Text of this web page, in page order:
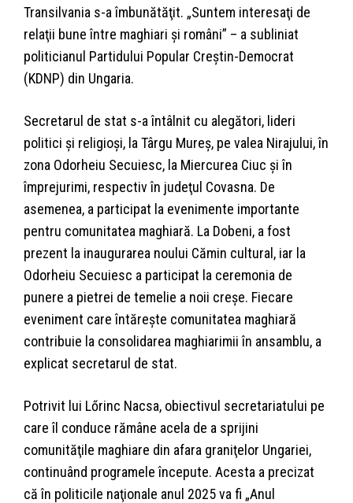
Transilvania s-a îmbunătăţit. „Suntem interesaţi de
relaţii bune între maghiari şi români” – a subliniat
politicianul Partidului Popular Creştin-Democrat
(KDNP) din Ungaria.
Secretarul de stat s-a întâlnit cu alegători, lideri
politici şi religioşi, la Târgu Mureş, pe valea Nirajului, în
zona Odorheiu Secuiesc, la Miercurea Ciuc şi în
împrejurimi, respectiv în judeţul Covasna. De
asemenea, a participat la evenimente importante
pentru comunitatea maghiară. La Dobeni, a fost
prezent la inaugurarea noului Cămin cultural, iar la
Odorheiu Secuiesc a participat la ceremonia de
punere a pietrei de temelie a noii creşe. Fiecare
eveniment care întăreşte comunitatea maghiară
contribuie la consolidarea maghiarimii în ansamblu, a
explicat secretarul de stat.
Potrivit lui Lőrinc Nacsa, obiectivul secretariatului pe
care îl conduce rămâne acela de a sprijini
comunităţile maghiare din afara graniţelor Ungariei,
continuând programele începute. Acesta a precizat
că în politicile naţionale anul 2025 va fi „Anul